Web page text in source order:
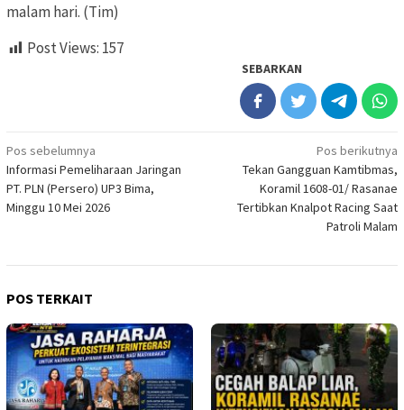
malam hari. (Tim)
Post Views: 157
SEBARKAN
Navigasi
pos
Pos sebelumnya
Informasi Pemeliharaan Jaringan
PT. PLN (Persero) UP3 Bima,
Minggu 10 Mei 2026
Pos berikutnya
Tekan Gangguan Kamtibmas,
Koramil 1608-01/ Rasanae
Tertibkan Knalpot Racing Saat
Patroli Malam
POS TERKAIT